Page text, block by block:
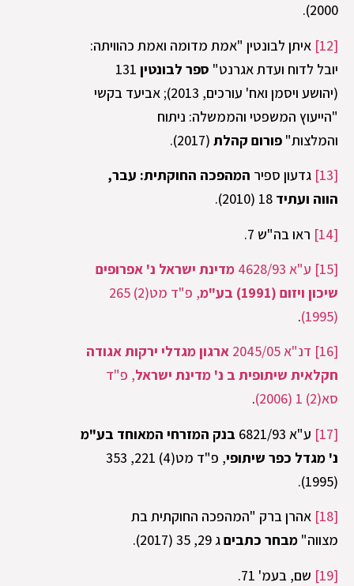
2000).
[12]
איתן לבונטין "אמת מדומה ואמת כהוויתה:
יובל לדוח ועדת אגרנט" ספר לבונטין 131
(יהושע ויסמן ואח' עורכים, 2013); אביעד בקשי
"הייעוץ המשפטי והממשלה: ניתוח
והמלצות" פורום קהלת (2017).
[13]
גדעון ספיר המהפכה החוקתית: עבר,
הווה ועתיד
[14]
ראו בה"ש 7.
[15]
ע"א 4628/93
מדינת ישראל נ' אפרופים
שיכון ויזום (1991) בע"מ
, פ"ד מט(2) 265
(1995)
‏.
[16]
דנ"א 2045/05
ארגון מגדלי ירקות אגודה
חקלאית שיתופית ב נ' מדינת ישראל, פ"ד
סא(2) 1 (2006)‏
‏.
[17]
ע"א 6821/93
בנק המזרחי המאוחד בע"מ
נ' מגדל כפר שיתופי
, פ"ד מט(4) 221, 353
(1995).
[18]
אהרן ברק "המהפכה החוקתית בת
מצווה" מבחר כתביםג 29, 35 (2017).
[19]
שם, בעמ' 71.